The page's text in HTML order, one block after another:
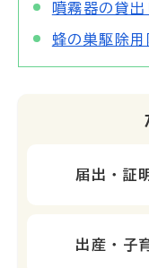
噴霧器の貸
蜂の巣駆除
届出・証
出産・子